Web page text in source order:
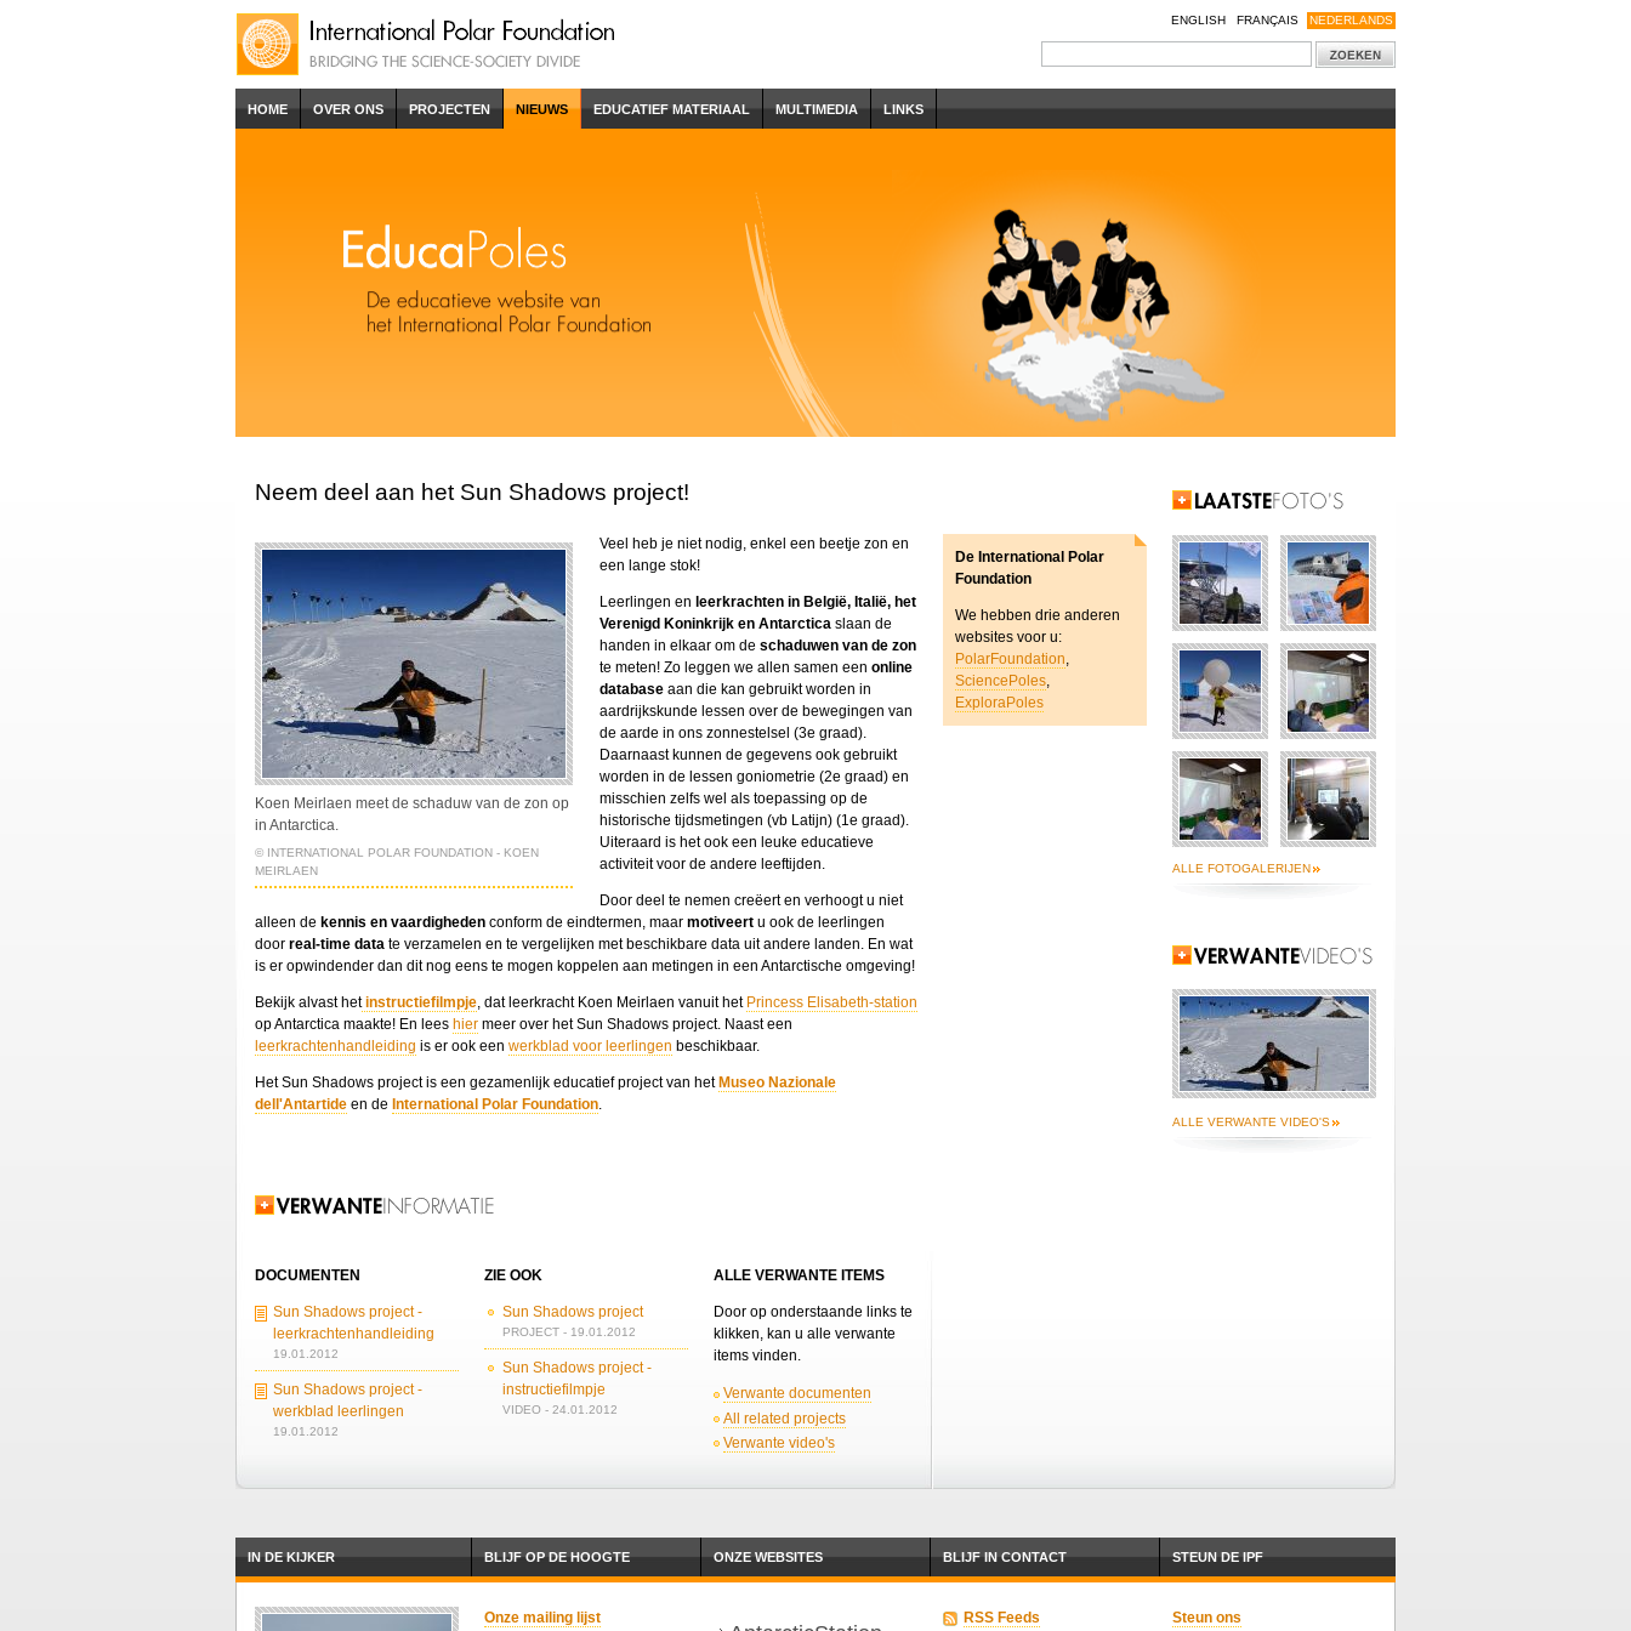
ENGLISH FRANÇAIS NEDERLANDS
HOME OVER ONS PROJECTEN NIEUWS EDUCATIEF MATERIAAL MULTIMEDIA LINKS
Neem deel aan het Sun Shadows project!
Koen Meirlaen meet de schaduw van de zon op
in Antarctica.
© INTERNATIONAL POLAR FOUNDATION - KOEN
MEIRLAEN
Veel heb je niet nodig, enkel een beetje zon en
een lange stok!
Leerlingen en leerkrachten in België, Italië, het
Verenigd Koninkrijk en Antarctica slaan de
handen in elkaar om de schaduwen van de zon
te meten! Zo leggen we allen samen een online
database aan die kan gebruikt worden in
aardrijkskunde lessen over de bewegingen van
de aarde in ons zonnestelsel (3e graad).
Daarnaast kunnen de gegevens ook gebruikt
worden in de lessen goniometrie (2e graad) en
misschien zelfs wel als toepassing op de
historische tijdsmetingen (vb Latijn) (1e graad).
Uiteraard is het ook een leuke educatieve
activiteit voor de andere leeftijden.
Door deel te nemen creëert en verhoogt u niet
alleen de kennis en vaardigheden conform de eindtermen, maar motiveert u ook de leerlingen
door real-time data te verzamelen en te vergelijken met beschikbare data uit andere landen. En wat
is er opwindender dan dit nog eens te mogen koppelen aan metingen in een Antarctische omgeving!
Bekijk alvast het instructiefilmpje, dat leerkracht Koen Meirlaen vanuit het Princess Elisabeth-station
op Antarctica maakte! En lees hier meer over het Sun Shadows project. Naast een
leerkrachtenhandleiding is er ook een werkblad voor leerlingen beschikbaar.
Het Sun Shadows project is een gezamenlijk educatief project van het Museo Nazionale
dell'Antartide en de International Polar Foundation.
Verwante informatie
DOCUMENTEN
Sun Shadows project -
leerkrachtenhandleiding
19.01.2012
Sun Shadows project -
werkblad leerlingen
19.01.2012
ZIE OOK
Sun Shadows project
PROJECT - 19.01.2012
Sun Shadows project -
instructiefilmpje
VIDEO - 24.01.2012
ALLE VERWANTE ITEMS
Door op onderstaande links te
klikken, kan u alle verwante
items vinden.
Verwante documenten
All related projects
Verwante video's
De International Polar
Foundation
We hebben drie anderen
websites voor u:
PolarFoundation,
SciencePoles,
ExploraPoles
Laatste Foto's
ALLE FOTOGALERIJEN
Verwante video's
ALLE VERWANTE VIDEO'S
IN DE KIJKER BLIJF OP DE HOOGTE
Onze mailing lijst
ONZE WEBSITES BLIJF IN CONTACT
RSS Feeds
STEUN DE IPF
Steun ons